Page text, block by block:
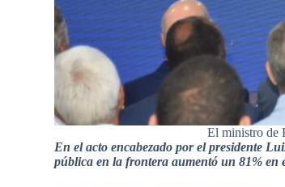
El ministro de
En el acto encabezado por el presidente
pública en la frontera aumentó un 81% en